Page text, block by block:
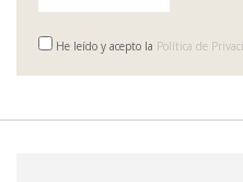
He leído y acepto la Política de